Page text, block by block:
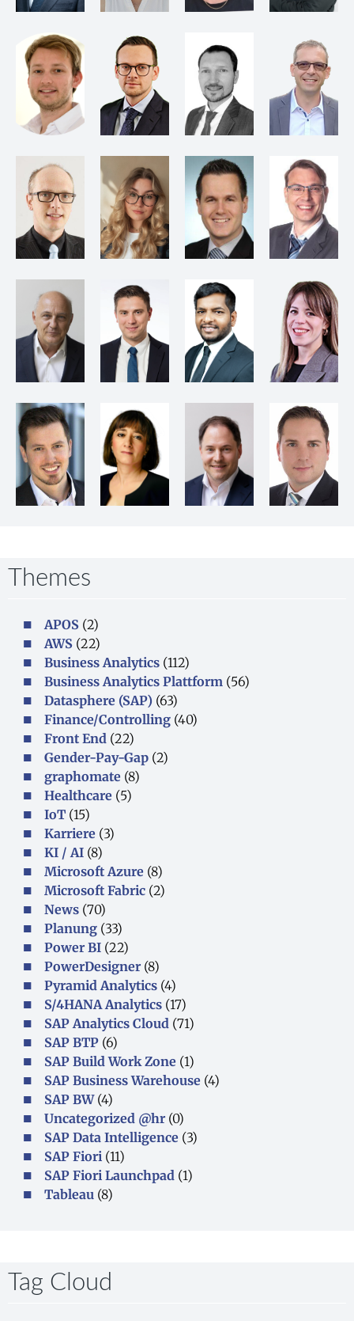
Themes​
APOS (2)
AWS (22)
Business Analytics (112)
Business Analytics Plattform (56)
Datasphere (SAP) (63)
Finance/Controlling (40)
Front End (22)
Gender-Pay-Gap (2)
graphomate (8)
Healthcare (5)
IoT (15)
Karriere (3)
KI / AI (8)
Microsoft Azure (8)
Microsoft Fabric (2)
News (70)
Planung (33)
Power BI (22)
PowerDesigner (8)
Pyramid Analytics (4)
S/4HANA Analytics (17)
SAP Analytics Cloud (71)
SAP BTP (6)
SAP Build Work Zone (1)
SAP Business Warehouse (4)
SAP BW(4)
Uncategorized @hr (0)
SAP Data Intelligence (3)
SAP Fiori (11)
SAP Fiori Launchpad (1)
Tableau (8)
Tag Cloud​